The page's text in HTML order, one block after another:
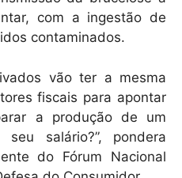
com a ingestão de
contaminados.
vão ter a mesma
fiscais para apontar
a produção de um
salário?”, pondera
do Fórum Nacional